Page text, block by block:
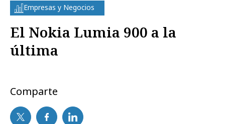
Empresas y Negocios
El Nokia Lumia 900 a la
última
Comparte